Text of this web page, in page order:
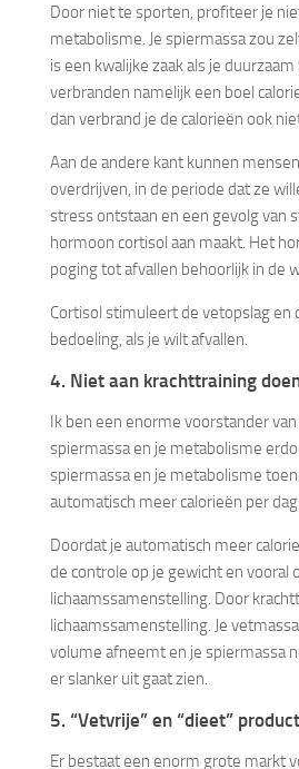
Door niet te sporten, profiteer je
metabolisme. Je spiermassa zou
is een kwalijke zaak als je
verbranden namelijk een boel
dan verbrand je de calorieën ook
Aan de andere kant kunnen
overdrijven, in de periode dat ze
stress ontstaan en een gevolg van
hormoon cortisol aan maakt. Het
poging tot afvallen behoorlijk in de
Cortisol stimuleert de vetopslag en
bedoeling, als je wilt afvallen.
4. Niet aan krachttraining
Ik ben een enorme voorstander
spiermassa en je metabolisme
spiermassa en je metabolisme
automatisch meer calorieën per
Doordat je automatisch meer
de controle op je gewicht en vooral
lichaamssamenstelling. Door
lichaamssamenstelling. Je
volume afneemt en je spiermassa
er slanker uit gaat zien.
5. “Vetvrije” en “dieet”
Er bestaat een enorm grote markt